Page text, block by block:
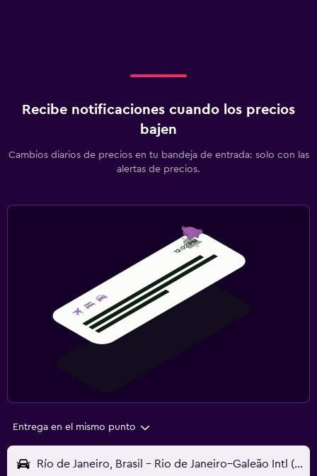
Recibe notificaciones cuando los precios
bajen
Cambios diarios de precios en tu bandeja de entrada: solo con las
alertas de precios.
Entrega en el mismo punto
Río de Janeiro, Brasil - Rio de Janeiro–Galeão Intl (GIG)